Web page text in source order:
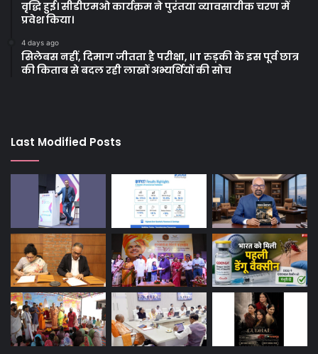
वृद्धि हुई। सीडीएमओ कार्यक्रम ने पुरंतया व्यावसायीक चरण में
प्रवेश किया।
4 days ago
सिलेबस नहीं, दिमाग जीतता है परीक्षा, IIT रुड़की के इस पूर्व छात्र
की किताब से बदल रही लाखों अभ्यर्थियों की सोच
Last Modified Posts